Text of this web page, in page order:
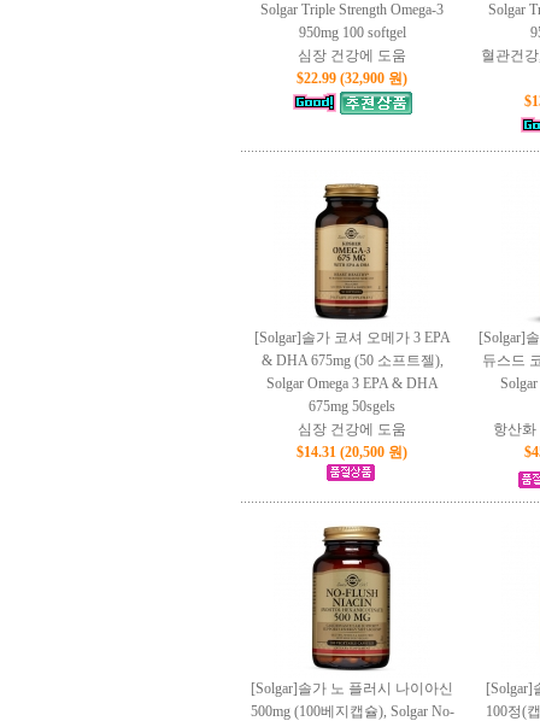
Solgar Triple Strength Omega-3
950mg 100 softgel
심장 건강에 도움
$22.99 (32,900 원)
Solgar
혈관건
[Solgar]솔가 코셔 오메가 3 EPA
& DHA 675mg (50 소프트젤),
Solgar Omega 3 EPA & DHA
675mg 50sgels
심장 건강에 도움
$14.31 (20,500 원)
[Solgar]
듀스드
항산
[Solgar]솔가 노 플러시 나이아신
500mg (100베지캡슐), Solgar No-
[Solgar]
100정(